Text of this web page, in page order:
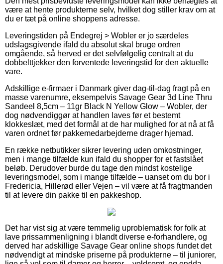
være at hente produkterne selv, hvilket dog stiller krav om at
du er tæt på online shoppens adresse.
Leveringstiden på Endegrej > Wobler er jo særdeles
udslagsgivende ifald du absolut skal bruge ordren
omgående, så herved er det selvfølgelig centralt at du
dobbelttjekker den forventede leveringstid for den aktuelle
vare.
Adskillige e-firmaer i Danmark giver dag-til-dag fragt på en
masse varenumre, eksempelvis Savage Gear 3d Line Thru
Sandeel 8,5cm – 11gr Black N Yellow Glow – Wobler, der
dog nødvendiggør at handlen laves før et bestemt
klokkeslæt, med det formål at de har mulighed for at nå at få
varen ordnet før pakkemedarbejderne drager hjemad.
En række netbutikker sikrer levering uden omkostninger,
men i mange tilfælde kun ifald du shopper for et fastslået
beløb. Derudover burde du tage den mindst kostelige
leveringsmodel, som i mange tilfælde – uanset om du bor i
Fredericia, Hillerød eller Vejen – vil være at få fragtmanden
til at levere din pakke til en pakkeshop.
Det har vist sig at være temmelig uproblematisk for folk at
lave prissammenligning i blandt diverse e-forhandlere, og
derved har adskillige Savage Gear online shops fundet det
nødvendigt at mindske priserne på produkterne – til juniorer,